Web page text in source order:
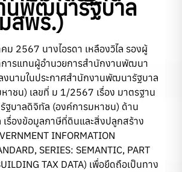
นพัฒนารัฐบาล
สพร.)
ม 2567 นางไอรดา เหลืองวิไล รองผู้
การแทนผู้อำนวยการสำนักงานพัฒนา
งนามในประกาศสำนักงานพัฒนารัฐบาล
าชน) เลขที่ ม 1/2567 เรื่อง มาตรฐาน
บาลดิจิทัล (องค์การมหาชน) ด้าน
รื่องข้อมูลภาษีที่ดินและสิ่งปลูกสร้าง
INFORMATION
SERIES: SEMANTIC, PART
TAX DATA) เพื่อยึดถือเป็นทาง